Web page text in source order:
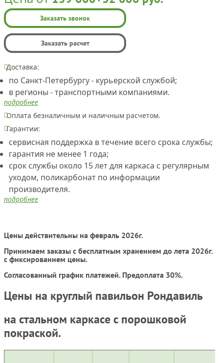
Заказать звонок
Заказать расчет
Доставка:
по Санкт-Петербургу - курьерской службой;
в регионы - транспортными компаниями.
подробнее
Оплата безналичным и наличным расчетом.
Гарантии:
сервисная поддержка в течение всего срока службы;
гарантия не менее 1 года;
срок службы около 15 лет для каркаса с регулярным
уходом, поликарбонат по информации
производителя.
подробнее
Цены действительны на февраль 2026г.
Принимаем заказы с бесплатным хранением до лета 2026г.
с фиксированием цены.
Согласованный график платежей. Предоплата 30%.
Цены на круглый павильон Рондавиль
на стальном каркасе с порошковой
покраской.